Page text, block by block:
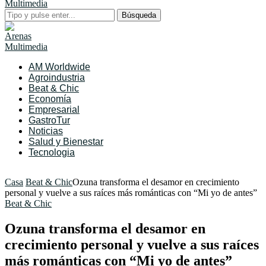
Búsqueda
AM Worldwide
Agroindustria
Beat & Chic
Economía
Empresarial
GastroTur
Noticias
Salud y Bienestar
Tecnologia
Casa Beat & ChicOzuna transforma el desamor en crecimiento
personal y vuelve a sus raíces más románticas con “Mi yo de antes”
Beat & Chic
Ozuna transforma el desamor en
crecimiento personal y vuelve a sus raíces
más románticas con “Mi yo de antes”